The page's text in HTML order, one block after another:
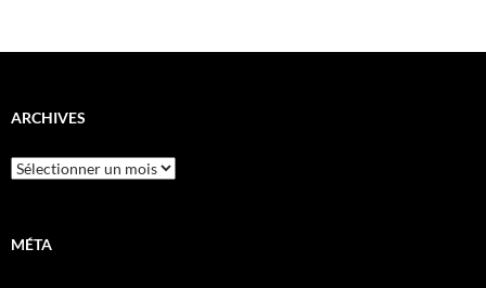
ARCHIVES
Archives
MÉTA